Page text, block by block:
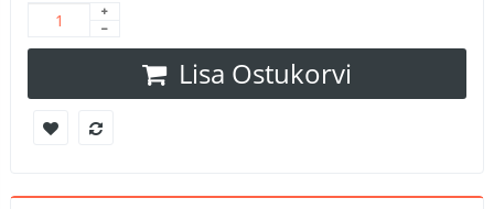
Lisa Ostukorvi